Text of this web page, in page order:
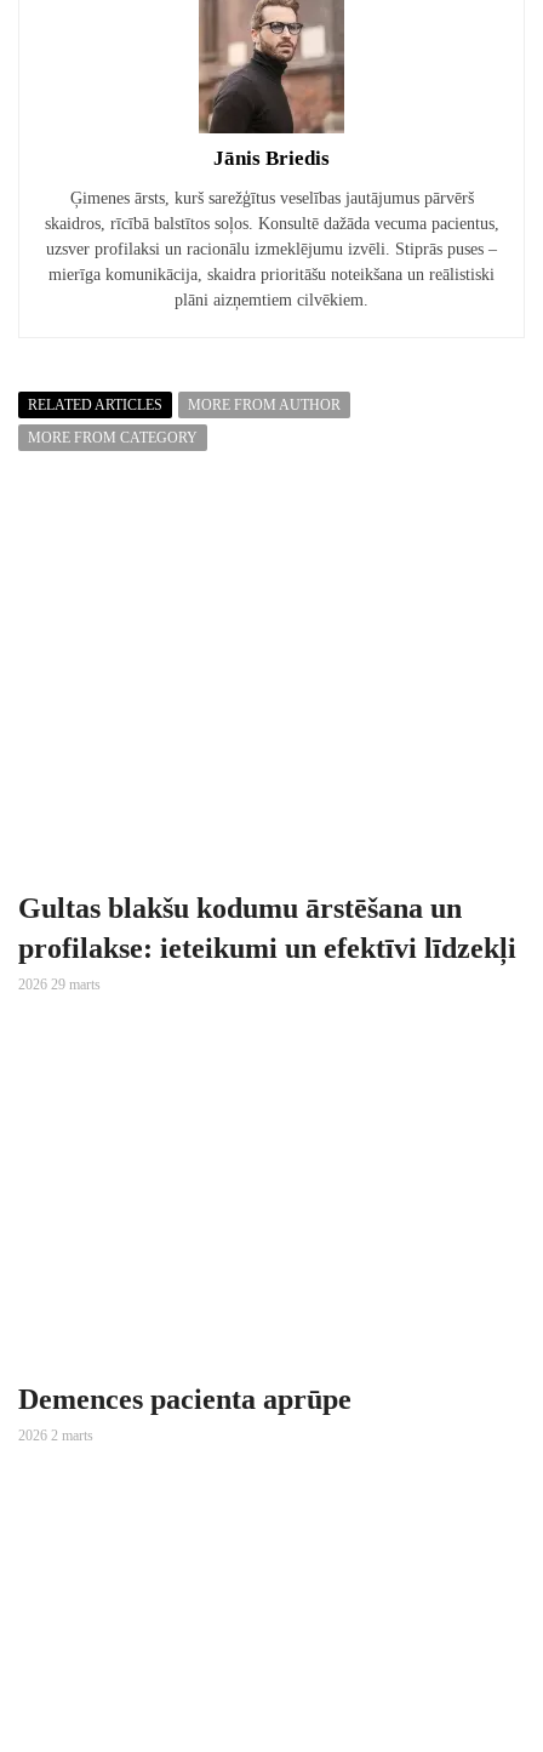
Jānis Briedis
Ģimenes ārsts, kurš sarežģītus veselības jautājumus pārvērš
skaidros, rīcībā balstītos soļos. Konsultē dažāda vecuma pacientus,
uzsver profilaksi un racionālu izmeklējumu izvēli. Stiprās puses –
mierīga komunikācija, skaidra prioritāšu noteikšana un reālistiski
plāni aizņemtiem cilvēkiem.
RELATED ARTICLES
MORE FROM AUTHOR
MORE FROM CATEGORY
Gultas blakšu kodumu ārstēšana un
profilakse: ieteikumi un efektīvi līdzekļi
2026 29 marts
Demences pacienta aprūpe
2026 2 marts